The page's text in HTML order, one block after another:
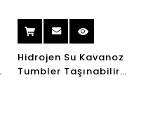
Hidrojen Su Kavanoz
Tumbler Taşınabilir